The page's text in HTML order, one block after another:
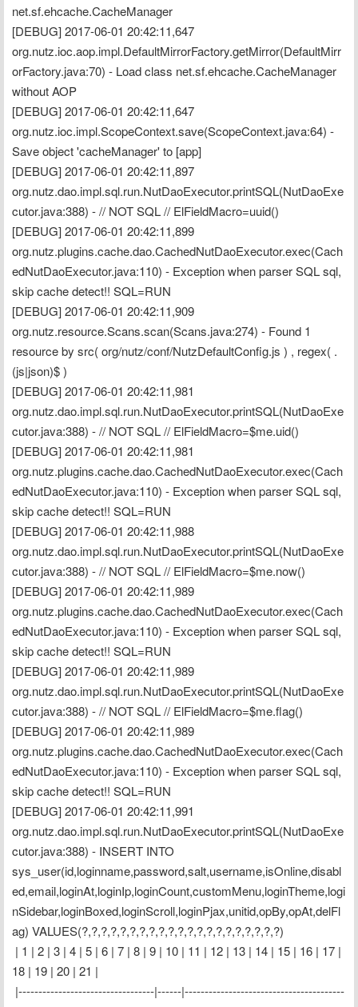
net.sf.ehcache.CacheManager
[DEBUG] 2017-06-01 20:42:11,647
org.nutz.ioc.aop.impl.DefaultMirrorFactory.getMirror(DefaultMirr
orFactory.java:70) - Load class net.sf.ehcache.CacheManager
without AOP
[DEBUG] 2017-06-01 20:42:11,647
org.nutz.ioc.impl.ScopeContext.save(ScopeContext.java:64) -
Save object 'cacheManager' to [app]
[DEBUG] 2017-06-01 20:42:11,897
org.nutz.dao.impl.sql.run.NutDaoExecutor.printSQL(NutDaoExe
cutor.java:388) - // NOT SQL // ElFieldMacro=uuid()
[DEBUG] 2017-06-01 20:42:11,899
org.nutz.plugins.cache.dao.CachedNutDaoExecutor.exec(Cach
edNutDaoExecutor.java:110) - Exception when parser SQL sql,
skip cache detect!! SQL=RUN
[DEBUG] 2017-06-01 20:42:11,909
org.nutz.resource.Scans.scan(Scans.java:274) - Found 1
resource by src( org/nutz/conf/NutzDefaultConfig.js ) , regex( .
(js|json)$ )
[DEBUG] 2017-06-01 20:42:11,981
org.nutz.dao.impl.sql.run.NutDaoExecutor.printSQL(NutDaoExe
cutor.java:388) - // NOT SQL // ElFieldMacro=$me.uid()
[DEBUG] 2017-06-01 20:42:11,981
org.nutz.plugins.cache.dao.CachedNutDaoExecutor.exec(Cach
edNutDaoExecutor.java:110) - Exception when parser SQL sql,
skip cache detect!! SQL=RUN
[DEBUG] 2017-06-01 20:42:11,988
org.nutz.dao.impl.sql.run.NutDaoExecutor.printSQL(NutDaoExe
cutor.java:388) - // NOT SQL // ElFieldMacro=$me.now()
[DEBUG] 2017-06-01 20:42:11,989
org.nutz.plugins.cache.dao.CachedNutDaoExecutor.exec(Cach
edNutDaoExecutor.java:110) - Exception when parser SQL sql,
skip cache detect!! SQL=RUN
[DEBUG] 2017-06-01 20:42:11,989
org.nutz.dao.impl.sql.run.NutDaoExecutor.printSQL(NutDaoExe
cutor.java:388) - // NOT SQL // ElFieldMacro=$me.flag()
[DEBUG] 2017-06-01 20:42:11,989
org.nutz.plugins.cache.dao.CachedNutDaoExecutor.exec(Cach
edNutDaoExecutor.java:110) - Exception when parser SQL sql,
skip cache detect!! SQL=RUN
[DEBUG] 2017-06-01 20:42:11,991
org.nutz.dao.impl.sql.run.NutDaoExecutor.printSQL(NutDaoExe
cutor.java:388) - INSERT INTO
sys_user(id,loginname,password,salt,username,isOnline,disabl
ed,email,loginAt,loginIp,loginCount,customMenu,loginTheme,logi
nSidebar,loginBoxed,loginScroll,loginPjax,unitid,opBy,opAt,delFl
ag) VALUES(?,?,?,?,?,?,?,?,?,?,?,?,?,?,?,?,?,?,?,?,?)
18 | 19 | 20 | 21 |